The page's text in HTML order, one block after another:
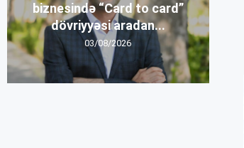
biznesində “Card to card”
dövriyyəsi aradan...
03/08/2026